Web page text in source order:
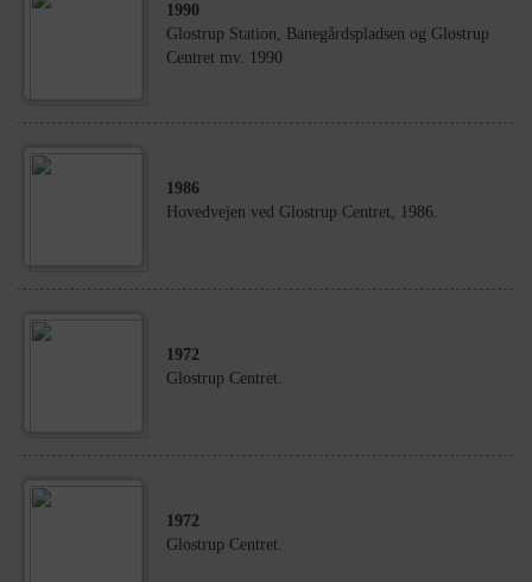
1990
Glostrup Station, Banegårdspladsen og Glostrup
Centret mv. 1990
1986
Hovedvejen ved Glostrup Centret, 1986.
1972
Glostrup Centret.
1972
Glostrup Centret.